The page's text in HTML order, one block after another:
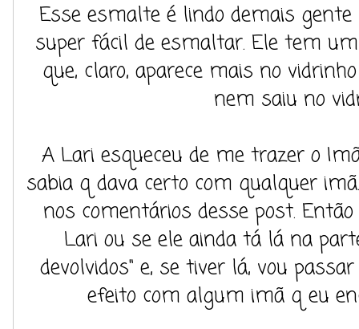
Esse esmalte é lindo demais
super fácil de esmaltar. Ele tem
que, claro, aparece mais no
nem saiu no
A Lari esqueceu de me trazer o
sabia q dava certo com qualquer
nos comentários desse post.
Lari ou se ele ainda tá lá na
devolvidos" e, se tiver lá, vou
efeito com algum imã q eu